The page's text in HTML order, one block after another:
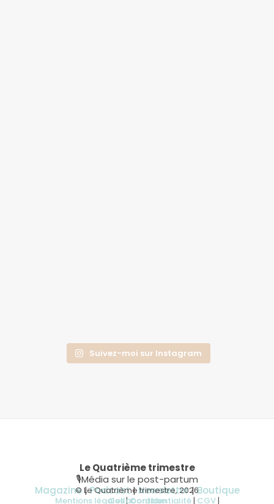
Suivez-moi sur Instagram
Le Quatrième trimestre
🎙Média sur le post-partum
Magazine|Podcast|Newsletter|Boutique
© Le Quatrième trimestre, 2026
Mentions légales|Confidentialité| CGV|
Collaboration